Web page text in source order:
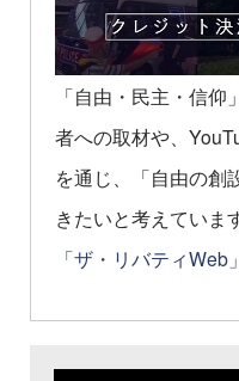
「自由・民主・信
者への取材や、
を通じ、「自由の創
きたいと考えています
「ザ・リバティ